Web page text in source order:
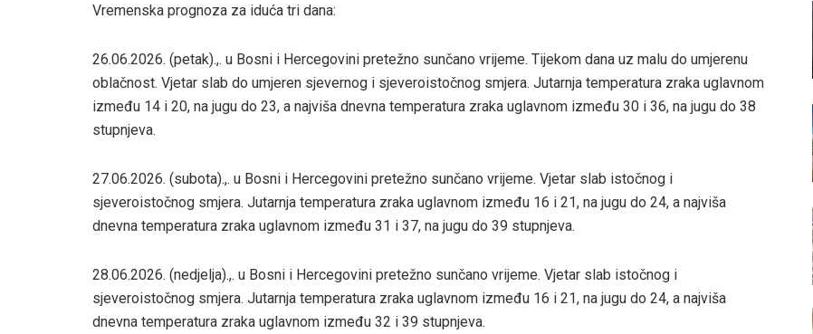
Vremenska prognoza za iduća tri dana:
26.06.2026. (petak).,. u Bosni i Hercegovini pretežno sunčano vrijeme. Tijekom dana uz malu do umjerenu
oblačnost. Vjetar slab do umjeren sjevernog i sjeveroistočnog smjera. Jutarnja temperatura zraka uglavnom
između 14 i 20, na jugu do 23, a najviša dnevna temperatura zraka uglavnom između 30 i 36, na jugu do 38
stupnjeva.
27.06.2026. (subota).,. u Bosni i Hercegovini pretežno sunčano vrijeme. Vjetar slab istočnog i
sjeveroistočnog smjera. Jutarnja temperatura zraka uglavnom između 16 i 21, na jugu do 24, a najviša
dnevna temperatura zraka uglavnom između 31 i 37, na jugu do 39 stupnjeva.
28.06.2026. (nedjelja).,. u Bosni i Hercegovini pretežno sunčano vrijeme. Vjetar slab istočnog i
sjeveroistočnog smjera. Jutarnja temperatura zraka uglavnom između 16 i 21, na jugu do 24, a najviša
dnevna temperatura zraka uglavnom između 32 i 39 stupnjeva.